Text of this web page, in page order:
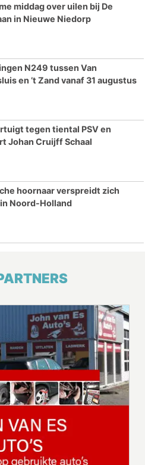
middag over uilen bij De
in Nieuwe Niedorp
N249 tussen Van
en ’t Zand vanaf 31 augustus
tegen tiental PSV en
Johan Cruijff Schaal
hoornaar verspreidt zich
Noord-Holland